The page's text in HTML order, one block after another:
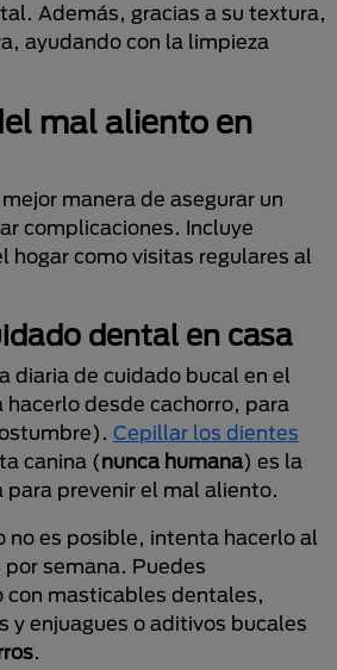
Además, gracias a su textura,
ayudando con la limpieza
mal aliento en
manera de asegurar un
complicaciones. Incluye
hogar como visitas regulares al
dental en casa
diaria de cuidado bucal en el
hacerlo desde cachorro, para
Cepillar los dientes
canina (nunca humana) es la
para prevenir el mal aliento.
no es posible, intenta hacerlo al
por semana. Puedes
masticables dentales,
y enjuagues o aditivos bucales
.